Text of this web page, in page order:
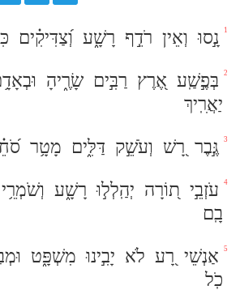
1 נָ֣סוּ וְאֵין רֹדֵ֣ף רָשָׁ֑ע וְ֝צַדִּיקִ֗ים
2 בְּפֶ֣שַֽׁע אֶ֭רֶץ רַבִּ֣ים שָׂרֶ֑יהָ
יַאֲרִֽיךְ
3 גֶּ֣בֶר רָ֭שׁ וְעֹשֵׁ֣ק דַּלִּ֑ים מָטָ֥ר
4 עֹזְבֵ֣י ת֭וֹרָה יְהַֽלְל֣וּ רָשָׁ֑ע וְשֹׁמְרֵ֥י
בָֽם
5 אַנְשֵׁי רָ֭ע לֹא יָבִ֣ינוּ מִשְׁפָּ֑ט
כֹֽל